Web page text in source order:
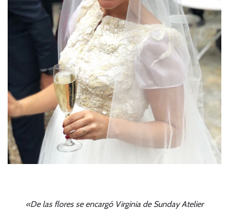
«De las flores se encargó Virginia de Sunday Atelier